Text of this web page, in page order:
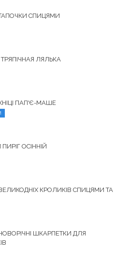
СПИЦЯМИ
ЛЯЛЬКА
ПАП'Є-МАШЕ
ОСІННІЙ
КРОЛИКІВ СПИЦЯМИ ТА
ШКАРПЕТКИ ДЛЯ